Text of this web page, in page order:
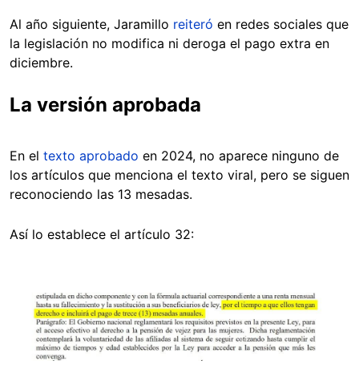
Al año siguiente, Jaramillo reiteró en redes sociales que
la legislación no modifica ni deroga el pago extra en
diciembre.
La versión aprobada
En el texto aprobado en 2024, no aparece ninguno de
los artículos que menciona el texto viral, pero se siguen
reconociendo las 13 mesadas.
Así lo establece el artículo 32:
Image